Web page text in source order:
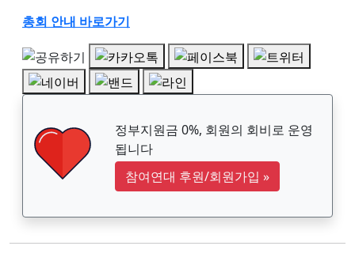
총회 안내 바로가기
정부지원금 0%, 회원의 회비로 운영
됩니다
참여연대 후원/회원가입 »